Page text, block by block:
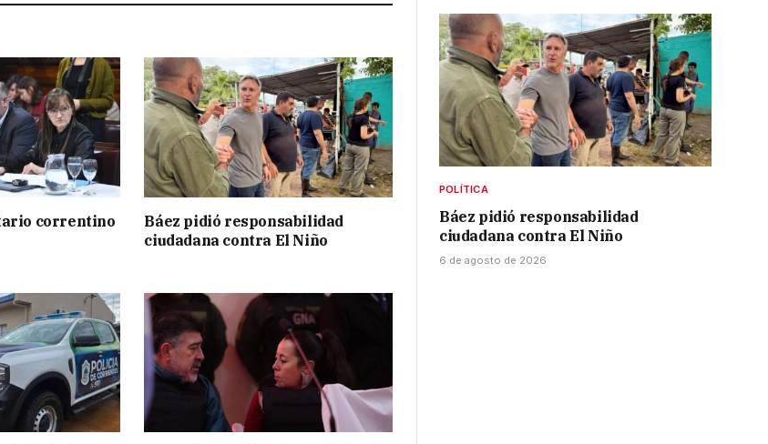
correntino
Báez pidió responsabilidad
ciudadana contra El Niño
POLÍTICA
Báez pidió responsabilidad
ciudadana contra El Niño
6 de agosto de 2026